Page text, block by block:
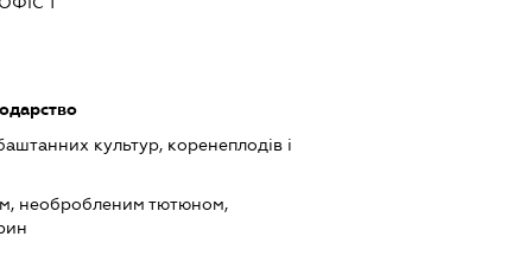
культур, коренеплодів і
необробленим тютюном,